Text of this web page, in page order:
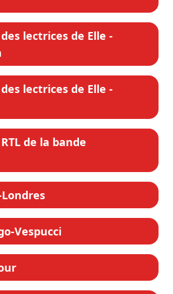
lectrices de Elle -
lectrices de Elle -
de la bande
Vespucci